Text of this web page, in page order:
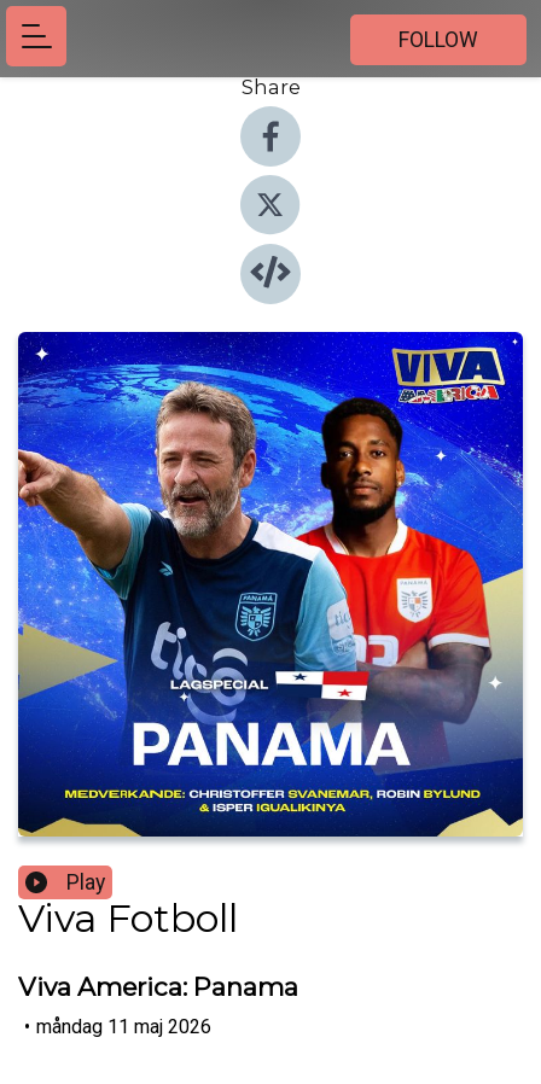
FOLLOW
Share
Play
Viva Fotboll
Viva America: Panama
• måndag 11 maj 2026